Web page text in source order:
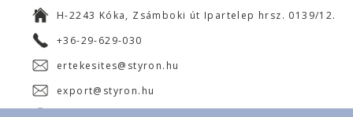
H-2243 Kóka, Zsámboki út Ipartelep hrsz. 0139/12.
+36-29-629-030
ertekesites@styron.hu
export@styron.hu